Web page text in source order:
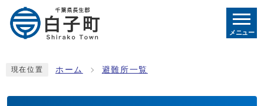
メニュー
現在位置 ホーム 避難所一覧